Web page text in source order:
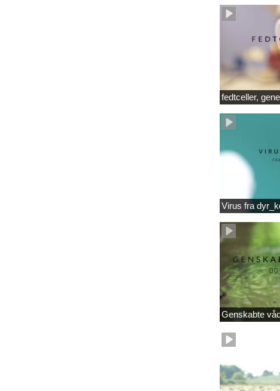
fedtceller,
Virus fra
Genskabte